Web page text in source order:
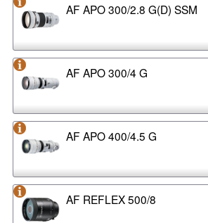
AF APO 300/2.8 G(D) SSM
AF APO 300/4 G
AF APO 400/4.5 G
AF REFLEX 500/8